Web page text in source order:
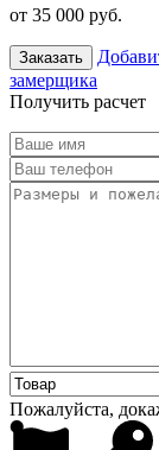
от 35 000 руб.
Заказать
замерщика
Получить расчет
Пожалуйста,